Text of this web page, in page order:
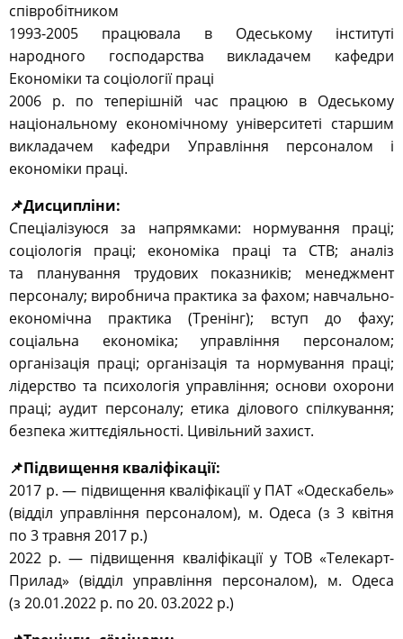
співробітником
1993-2005 працювала в Одеському інституті
народного господарства викладачем кафедри
Економіки та соціології праці
2006 р. по теперішній час працюю в Одеському
національному економічному університеті старшим
викладачем кафедри Управління персоналом і
економіки праці.
📌Дисципліни:
Спеціалізуюся за напрямками: нормування праці;
соціологія праці; економіка праці та СТВ; аналіз
та планування трудових показників; менеджмент
персоналу; виробнича практика за фахом; навчально-
економічна практика (Тренінг); вступ до фаху;
соціальна економіка; управління персоналом;
організація праці; організація та нормування праці;
лідерство та психологія управління; основи охорони
праці; аудит персоналу; етика ділового спілкування;
безпека життєдіяльності. Цивільний захист.
📌Підвищення кваліфікації:
2017 р. — підвищення кваліфікації у ПАТ «Одескабель»
(відділ управління персоналом), м. Одеса (з 3 квітня
по 3 травня 2017 р.)
2022 р. — підвищення кваліфікації у ТОВ «Телекарт-
Прилад» (відділ управління персоналом), м. Одеса
(з 20.01.2022 р. по 20. 03.2022 р.)